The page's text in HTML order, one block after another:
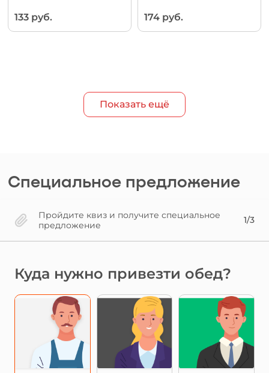
133 руб. 174 руб.
Показать ещё
Специальное предложение
Пройдите квиз и получите специальное
предложение
1/3
Куда нужно привезти обед?